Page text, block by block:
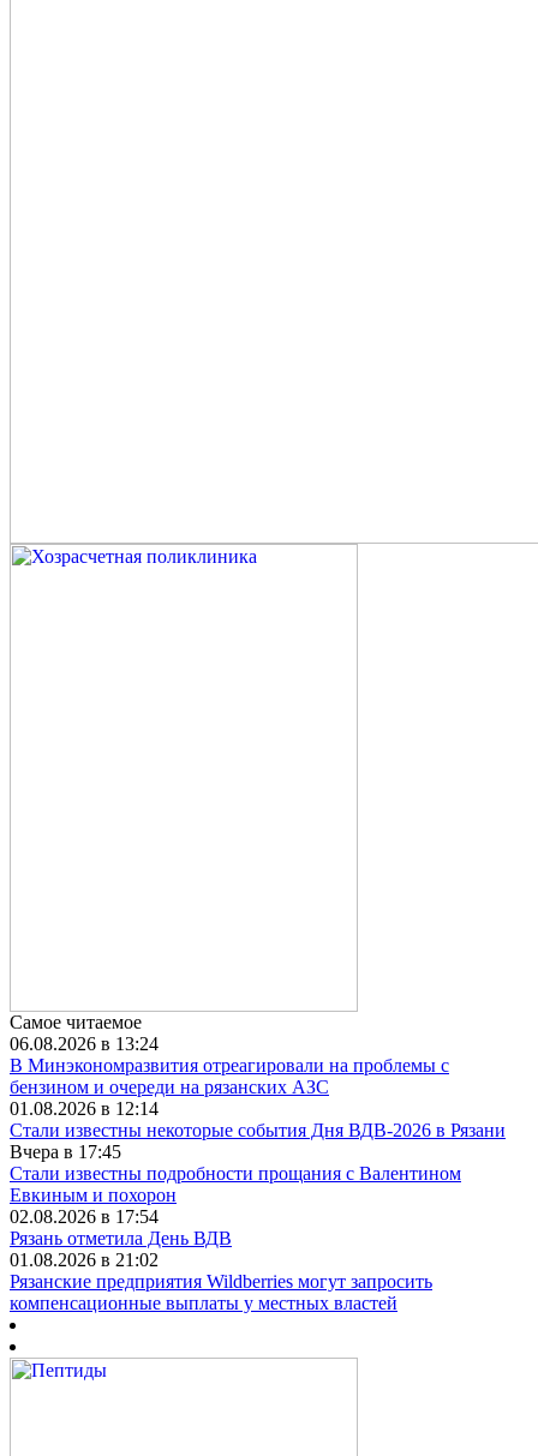
Самое читаемое
06.08.2026 в 13:24
В Минэкономразвития отреагировали на проблемы с
бензином и очереди на рязанских АЗС
01.08.2026 в 12:14
Стали известны некоторые события Дня ВДВ-2026 в Рязани
Вчера в 17:45
Стали известны подробности прощания с Валентином
Евкиным и похорон
02.08.2026 в 17:54
Рязань отметила День ВДВ
01.08.2026 в 21:02
Рязанские предприятия Wildberries могут запросить
компенсационные выплаты у местных властей